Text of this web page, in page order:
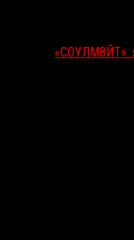
«СОУЛМ8ЙТ»: